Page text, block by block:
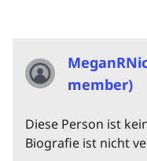
member)
Diese Person ist
Biografie ist nicht